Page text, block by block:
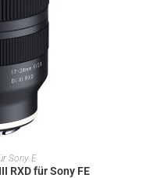
Sony E
RXD für Sony FE